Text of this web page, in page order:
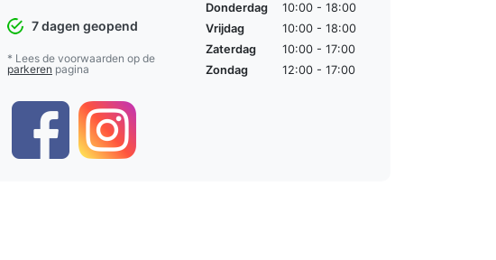
7 dagen geopend
* Lees de voorwaarden op de
parkeren pagina
Donderdag
10:00 - 18:00
Vrijdag
10:00 - 18:00
Zaterdag
10:00 - 17:00
Zondag
12:00 - 17:00